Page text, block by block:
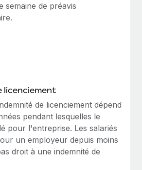
semaine de préavis
licenciement
de licenciement dépend
pendant lesquelles le
pour l'entreprise. Les salariés
un employeur depuis moins
droit à une indemnité de